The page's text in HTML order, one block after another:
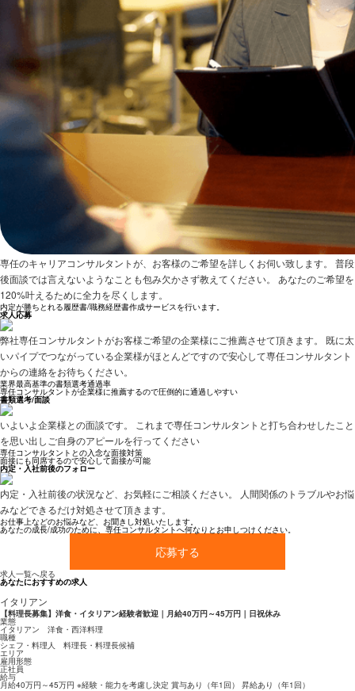
専任のキャリアコンサルタントが、お客様のご希望を詳しくお伺い致します。 普段
後面談では言えないようなことも包み欠かさず教えてください。 あなたのご希望を
120%叶えるために全力を尽くします。
内定が勝ちとれる履歴書/職務経歴書作成サービスを行います。
求人応募
弊社専任コンサルタントがお客様ご希望の企業様にご推薦させて頂きます。 既に太
いパイプでつながっている企業様がほとんどですので安心して専任コンサルタント
からの連絡をお待ちください。
業界最高基準の書類選考通過率
専任コンサルタントが企業様に推薦するので圧倒的に通過しやすい
書類選考/面談
いよいよ企業様との面談です。 これまで専任コンサルタントと打ち合わせしたこと
を思い出しご自身のアピールを行ってください
専任コンサルタントとの入念な面接対策
面接にも同席するので安心して面接が可能
内定・入社前後のフォロー
内定・入社前後の状況など、お気軽にご相談ください。 人間関係のトラブルやお悩
みなどできるだけ対処させて頂きます。
お仕事上などのお悩みなど、お聞きし対処いたします。
あなたの成長/成功のために、専任コンサルタントへ何なりとお申しつけください。
応募する
求人一覧へ戻る
あなたにおすすめの求人
イタリアン
【料理長募集】洋食・イタリアン経験者歓迎｜月給40万円～45万円｜日祝休み
業態
イタリアン 洋食・西洋料理
職種
シェフ・料理人 料理長・料理長候補
エリア
雇用形態
正社員
給与
月給40万円～45万円 ※経験・能力を考慮し決定 賞与あり（年1回） 昇給あり（年1回）